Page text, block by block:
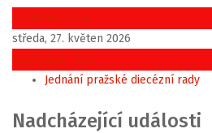
Předchozí den
středa, 27. květen 2026
Následující den
Jednání pražské diecézní rady
Nadcházející události